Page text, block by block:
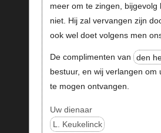
meer om te zingen, bijgevolg
niet. Hij zal vervangen zijn
ook wel doet volgens men
De complimenten van den
bestuur, en wij verlangen
te mogen ontvangen.
Uw dienaar
L. Keukelinck